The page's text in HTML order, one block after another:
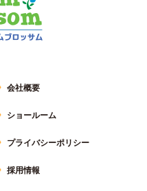
会社概要
ショールーム
プライバシーポリシー
採用情報